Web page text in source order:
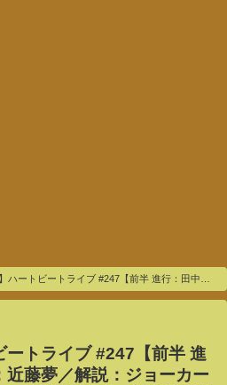
ハートビートライブ #247【前半 進行：田中歩
重樫（競馬ブック）】【後半 進行：梅澤真理
ートライブ #247【前半 進
近藤夢／解説：ジョーカー